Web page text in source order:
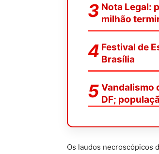
Nota Legal:
milhão
Festival de
Brasília
Vandalismo
DF;
Os laudos necroscópicos